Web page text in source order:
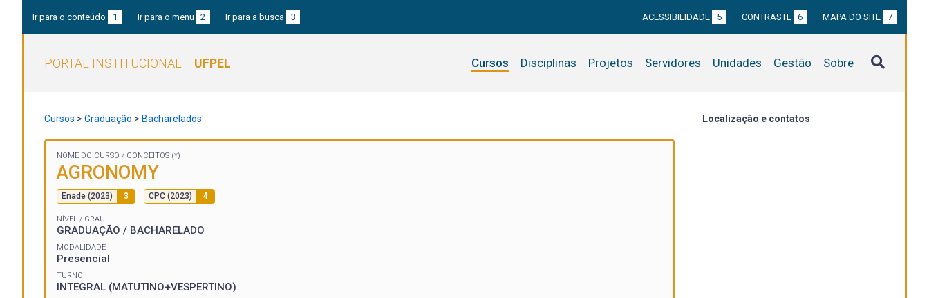
Ir para o conteúdo 1 Ir para o menu 2 Ir para a busca 3 ACESSIBILIDADE 5 CONTRASTE 6 MAPA DO SITE 7
PORTAL INSTITUCIONAL UFPEL Cursos Disciplinas Projetos Servidores Unidades Gestão Sobre
Cursos > Graduação > Bacharelados
NOME DO CURSO / CONCEITOS (*)
AGRONOMY
Enade (2023) 3 CPC (2023) 4
NÍVEL / GRAU
GRADUAÇÃO / BACHARELADO
MODALIDADE
Presencial
TURNO
INTEGRAL (MATUTINO+VESPERTINO)
Localização e contatos